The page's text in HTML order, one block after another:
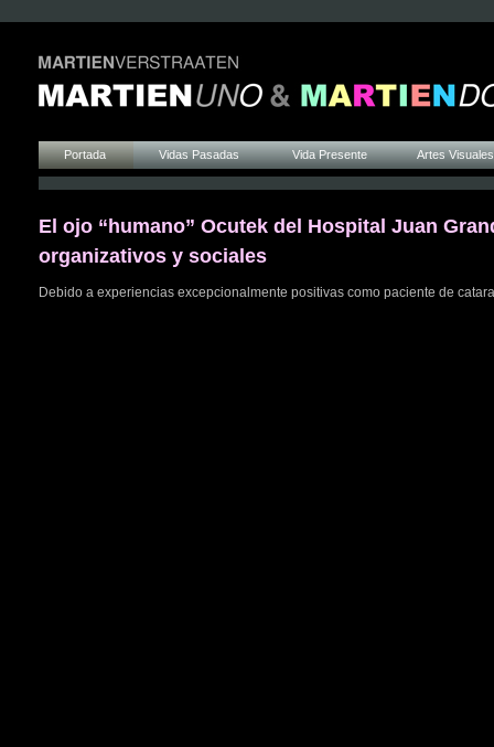
Portada Vidas Pasadas Vida Presente Artes Visuales
El ojo “humano” Ocutek del Hospital Juan
organizativos y sociales
Debido a experiencias excepcionalmente positivas como paciente de